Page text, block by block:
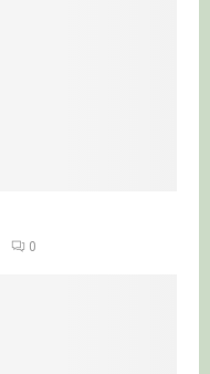
0